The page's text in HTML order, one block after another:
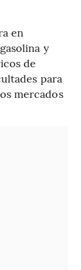
en
y
de
para
mercados